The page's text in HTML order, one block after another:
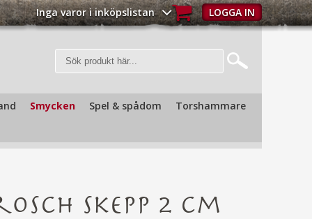
LOGGA IN
Inga varor i inköpslistan
Smycken Spel & spådom Torshammare
Skepp 2 cm